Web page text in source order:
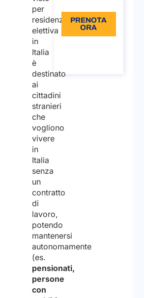
per
residenza
elettiva
in
Italia
è
destinato
ai
cittadini
stranieri
che
vogliono
vivere
in
Italia
senza
un
contratto
di
lavoro,
potendo
mantenersi
autonomamente
(es.
pensionati,
persone
con
PRENOTA
ORA